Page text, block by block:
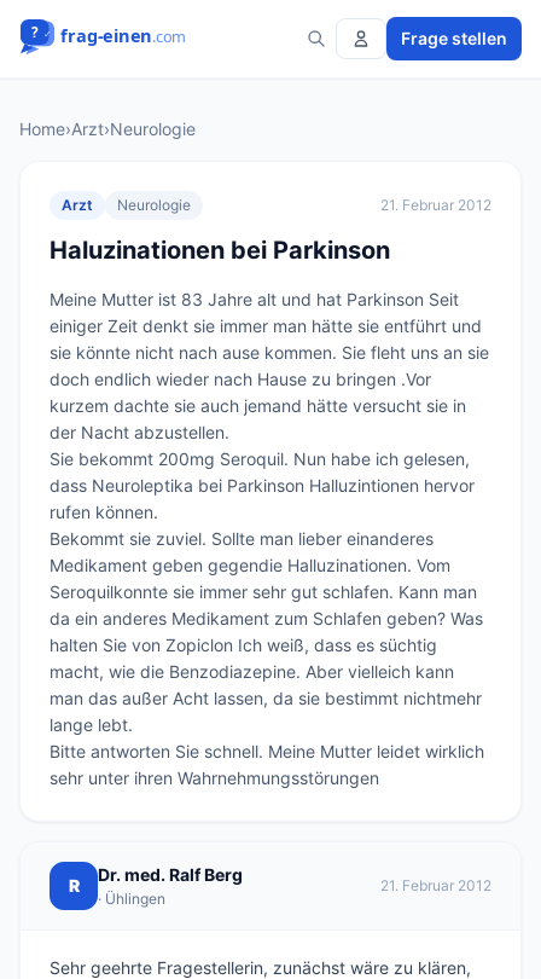
Frage stellen
Home›Arzt›Neurologie
Arzt Neurologie 21. Februar 2012
Haluzinationen bei Parkinson
Meine Mutter ist 83 Jahre alt und hat Parkinson Seit
einiger Zeit denkt sie immer man hätte sie entführt und
sie könnte nicht nach ause kommen. Sie fleht uns an sie
doch endlich wieder nach Hause zu bringen .Vor
kurzem dachte sie auch jemand hätte versucht sie in
der Nacht abzustellen.
Sie bekommt 200mg Seroquil. Nun habe ich gelesen,
dass Neuroleptika bei Parkinson Halluzintionen hervor
rufen können.
Bekommt sie zuviel. Sollte man lieber einanderes
Medikament geben gegendie Halluzinationen. Vom
Seroquilkonnte sie immer sehr gut schlafen. Kann man
da ein anderes Medikament zum Schlafen geben? Was
halten Sie von Zopiclon Ich weiß, dass es süchtig
macht, wie die Benzodiazepine. Aber vielleich kann
man das außer Acht lassen, da sie bestimmt nichtmehr
lange lebt.
Bitte antworten Sie schnell. Meine Mutter leidet wirklich
sehr unter ihren Wahrnehmungsstörungen
R
Dr. med. Ralf Berg
· Ühlingen
21. Februar 2012
Sehr geehrte Fragestellerin, zunächst wäre zu klären,